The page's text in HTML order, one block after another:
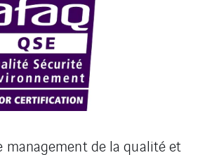
management de la qualité et